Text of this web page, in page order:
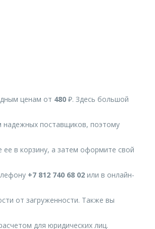
ценам от 480₽. Здесь большой
поставщиков, поэтому
в корзину, а затем оформите свой
+7 812 740 68 02или в онлайн-
от загруженности. Также вы
для юридических лиц.